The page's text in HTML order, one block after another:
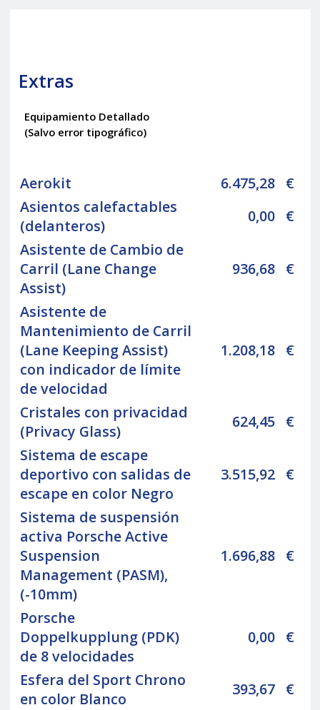
Extras
Equipamiento Detallado
(Salvo error tipográfico)
Aerokit 6.475,28 €
Asientos calefactables
(delanteros)
0,00 €
Asistente de Cambio de
Carril (Lane Change
Assist)
936,68 €
Asistente de
Mantenimiento de Carril
(Lane Keeping Assist)
con indicador de límite
de velocidad
1.208,18 €
Cristales con privacidad
(Privacy Glass)
624,45 €
Sistema de escape
deportivo con salidas de
escape en color Negro
3.515,92 €
Sistema de suspensión
activa Porsche Active
Suspension
Management (PASM),
(-10mm)
1.696,88 €
Porsche
Doppelkupplung (PDK)
de 8 velocidades
0,00 €
Esfera del Sport Chrono
en color Blanco
393,67 €